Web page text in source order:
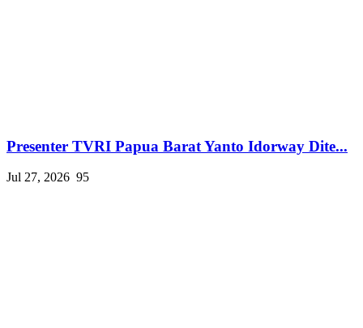
Presenter TVRI Papua Barat Yanto Idorway Dite...
Jul 27, 2026 95